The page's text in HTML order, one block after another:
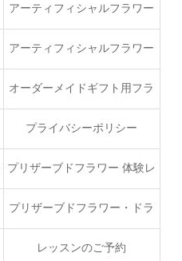
フトでオーダー
アーティフィシャルフラワー
ウエディングブーケプロフェ
ッショナルコース
アーティフィシャルフラワー
レッスン
オーダーメイドギフト用フラ
ワープラン
プライバシーポリシー
プリザーブドフラワー 体験レ
ッスン
プリザーブドフラワー・ドラ
イフラワー ハンドメイドコー
レッスンのご予約